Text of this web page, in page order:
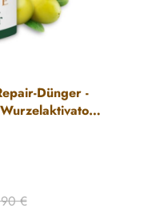
Dünger -
-
Preis:
€